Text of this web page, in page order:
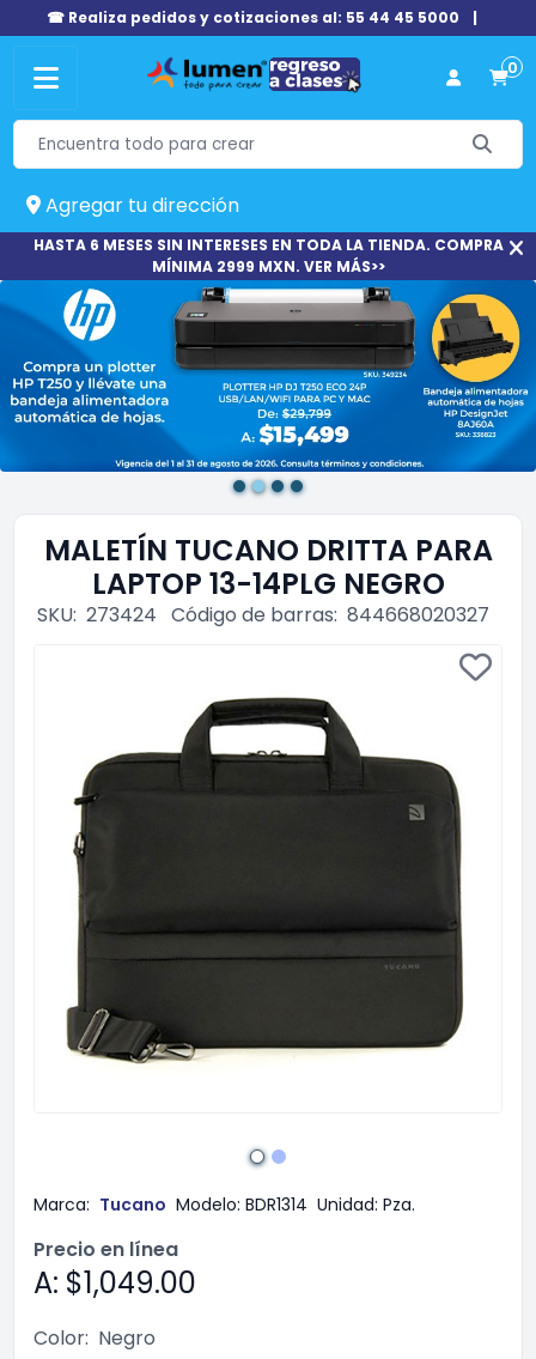
☎ Realiza pedidos y cotizaciones al: 55 44 45 5000 |
0
Agregar tu dirección
HASTA 6 MESES SIN INTERESES EN TODA LA TIENDA. COMPRA
MÍNIMA 2999 MXN. VER MÁS>>
MALETÍN TUCANO DRITTA PARA
LAPTOP 13-14PLG NEGRO
SKU: 273424 Código de barras: 844668020327
Marca: Tucano Modelo: BDR1314 Unidad: Pza.
Precio en línea
A: $1,049.00
Color: Negro